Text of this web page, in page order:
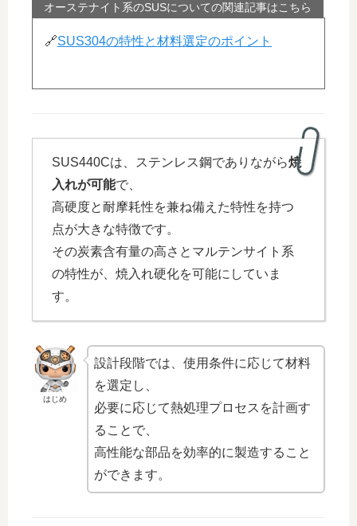
オーステナイト系のSUSについての関連記事はこちら
🔗SUS304の特性と材料選定のポイント
SUS440Cは、ステンレス鋼でありながら焼
入れが可能で、
高硬度と耐摩耗性を兼ね備えた特性を持つ
点が大きな特徴です。
その炭素含有量の高さとマルテンサイト系
の特性が、焼入れ硬化を可能にしていま
す。
はじめ
設計段階では、使用条件に応じて材料
を選定し、
必要に応じて熱処理プロセスを計画す
ることで、
高性能な部品を効率的に製造すること
ができます。